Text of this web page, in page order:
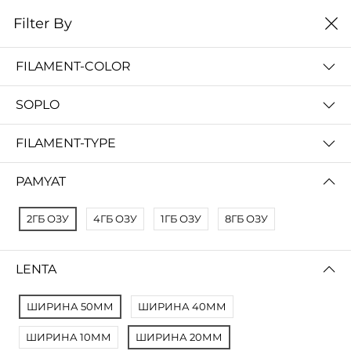
0
No Results
Not Found Filters1
Not Found Filters2
Filter By
FILAMENT-COLOR
SOPLO
FILAMENT-TYPE
PAMYAT
2ГБ ОЗУ 4ГБ ОЗУ 1ГБ ОЗУ 8ГБ ОЗУ
LENTA
ШИРИНА 50ММ ШИРИНА 40ММ
ШИРИНА 10ММ ШИРИНА 20ММ